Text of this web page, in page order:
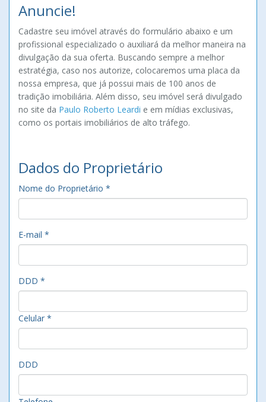
Anuncie!
Cadastre seu imóvel através do formulário abaixo e um
profissional especializado o auxiliará da melhor maneira na
divulgação da sua oferta. Buscando sempre a melhor
estratégia, caso nos autorize, colocaremos uma placa da
nossa empresa, que já possui mais de 100 anos de
tradição imobiliária. Além disso, seu imóvel será divulgado
no site da Paulo Roberto Leardi e em mídias exclusivas,
como os portais imobiliários de alto tráfego.
Dados do Proprietário
Nome do Proprietário *
E-mail *
DDD *
Celular *
DDD